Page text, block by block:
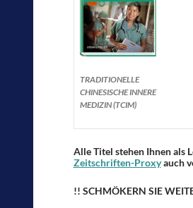
TRADITIONELLE
CHINESISCHE INNERE
MEDIZIN (TCIM)
Alle Titel stehen Ihnen als
Zeitschriften-Proxyauch
!! SCHMÖKERN SIE